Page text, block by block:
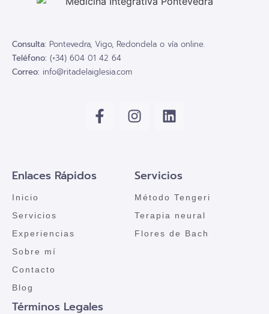
Consulta: Pontevedra, Vigo, Redondela o vía online.
Teléfono: (+34) 604 01 42 64
Correo: info@ritadelaiglesia.com
Enlaces Rápidos
Inicio
Servicios
Experiencias
Sobre mí
Contacto
Blog
Servicios
Método Tengeri
Terapia neural
Flores de Bach
Términos Legales